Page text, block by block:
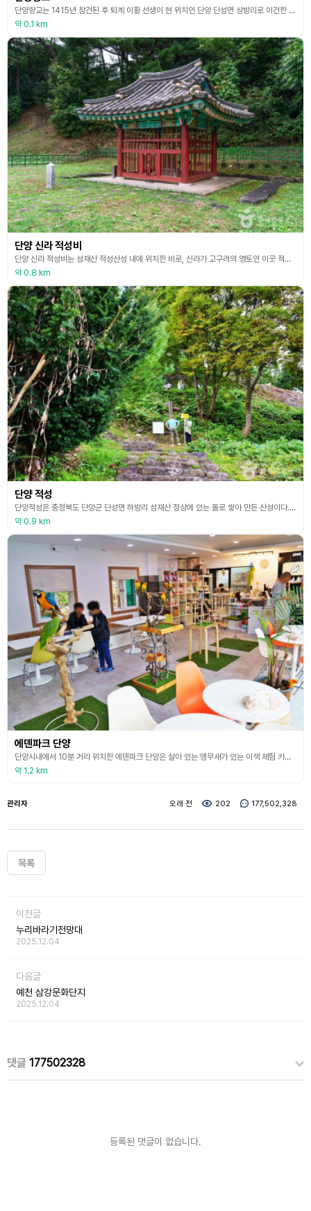
단양향교는 1415년 창건된 후 퇴계 이황 선생이 현 위치인 단양 단성면 상방리로 이건한 향교이다. 향교는 훌륭한 유학자의 위패를 모시고 제사를 지내며 지방민의 교육과 교화를 위해 설립된 고려, 조선시대의 국립 교육기관으로 갑오개혁 이후 교육적 기능은 사라졌다. 영조 때 두 차례 낡은 부분을 손질하였으며, 정조 때 군수 조경진이 명륜당을 고쳐지었다. 1971년과 1977에도 각각 낡은 부분을 손질하여 고쳤다. 단양향교는 앞에 강학 공간을 두고 뒤에 제향
약 0.1 km
단양 신라 적성비
단양 신라 적성비는 성재산 적성산성 내에 위치한 비로, 신라가 고구려의 영토인 이곳 적성을 점령한 후에 민심을 안정시키기 위해 세워놓은 것이다. 높이 93cm, 폭 107cm, 두께 25cm로 1979년 5월 22일 국보로 지정됐다. 정확한 조성 시기에 대해서는 논란이 있으나 삼국사기의 내용을 토대로, 진흥왕 6~11년(545~550) 경으로 추정된다. 단양 신라 적성비의 경우 진흥왕이 세운 다른 순수비와는 다르게 영토 편입을 기념하기 위한 것이다. 비
약 0.8 km
단양 적성
단양적성은 충청북도 단양군 단성면 하방리 성재산 정상에 있는 돌로 쌓아 만든 산성이다. 단양적성은 석축성으로 성의 길이가 923m이지만 대부분 붕괴되었고 북동쪽 내외 부분의 안쪽 벽 높이 2~3m, 폭 1m의 석축이 일부만 남아 있다. 성재산 봉우리와 남쪽 비탈을 빙 둘러쌓은 테뫼식 산성이며 성문 자리는 남서쪽, 동쪽, 남동쪽 등 세 곳에서 발견되었다. 산성의 주변에는 남한강의 상류 방면과 하류 방면으로 각각 고대 교통로가 나 있으며, 동서쪽으로도 길
약 0.9 km
에덴파크 단양
단양시내에서 10분 거리 위치한 에덴파크 단양은 살아 있는 앵무새가 있는 이색 체험 카페이다. 다양한 앵무새들을 볼 수 있으며 사람말을 흉내 내는 앵무새 소리를 듣고 직접 만지며 교감할 수 있어 남녀노소가 즐길 수 있는 체험장이다. 체험키트에 들어있는 새 모이를 앵무새에게 직접 줄 수도 있으나, 유의해야 할 점은 앵무새가 물 수도 있다 하니 반드시 사전 설명을 잘 듣고 체험을 하는 것이 좋다. 앵무새 체험뿐만 아니라 간단한 음료도 판매하며, 평일은 예
약 1.2 km
관리자 오래 전 202 177,502,328
목록
이전글
누리바라기전망대
2025.12.04
다음글
예천 삼강문화단지
2025.12.04
댓글 177502328
등록된 댓글이 없습니다.